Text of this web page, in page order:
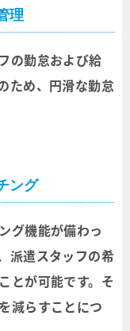
理
の勤怠および給
ため、円滑な勤怠
ング
グ機能が備わっ
派遣スタッフの希
とが可能です。そ
減らすことにつ